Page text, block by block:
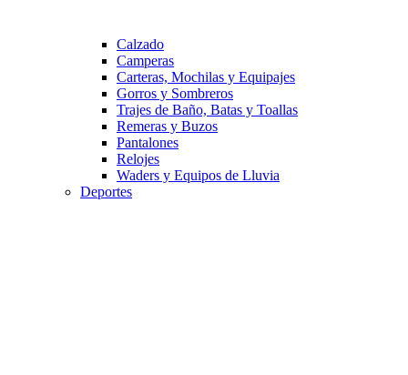
Calzado
Camperas
Carteras, Mochilas y Equipajes
Gorros y Sombreros
Trajes de Baño, Batas y Toallas
Remeras y Buzos
Pantalones
Relojes
Waders y Equipos de Lluvia
Deportes